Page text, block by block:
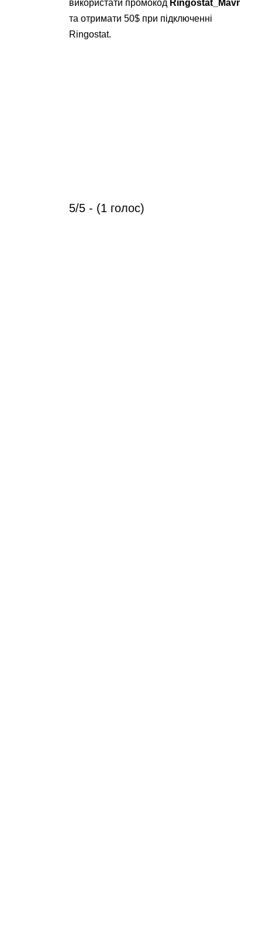
використати промокод Ringostat_Mavr
та отримати 50$ при підключенні
Ringostat.
5/5 - (1 голос)